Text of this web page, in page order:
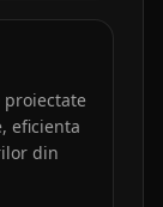
proiectate
eficienta
din